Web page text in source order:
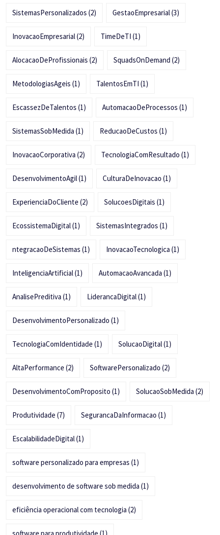
SistemasPersonalizados (2) GestaoEmpresarial(3)
InovacaoEmpresarial(2) TimeDeTI (1)
AlocacaoDeProfissionais (2) SquadsOnDemand (2)
MetodologiasAgeis (1) TalentosEmTI (1)
EscassezDeTalentos (1) AutomacaoDeProcessos (1)
SistemasSobMedida (1) ReducaoDeCustos (1)
InovacaoCorporativa (2) TecnologiaComResultado (1)
DesenvolvimentoAgil(1) CulturaDeInovacao (1)
ExperienciaDoCliente (2) SolucoesDigitais (1)
EcossistemaDigital(1) SistemasIntegrados (1)
ntegracaoDeSistemas (1) InovacaoTecnologica (1)
InteligenciaArtificial(1) AutomacaoAvancada (1)
AnalisePreditiva (1) LiderancaDigital(1)
DesenvolvimentoPersonalizado (1)
TecnologiaComIdentidade (1) SolucaoDigital(1)
AltaPerformance (2) SoftwarePersonalizado (2)
DesenvolvimentoComProposito (1) SolucaoSobMedida (2)
Produtividade (7) SegurancaDaInformacao (1)
EscalabilidadeDigital(1)
software personalizado para empresas (1)
desenvolvimento de software sob medida (1)
eficiência operacional com tecnologia (2)
software para produtividade (1)